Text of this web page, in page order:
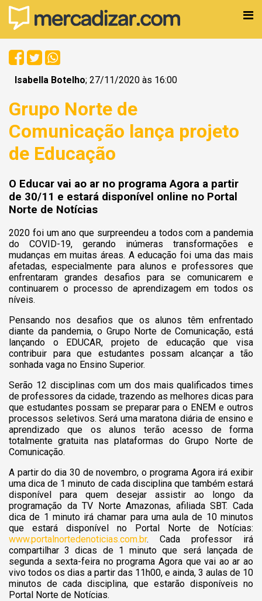
Isabella Botelho; 27/11/2020 às 16:00
Grupo Norte de
Comunicação lança projeto
de Educação
O Educar vai ao ar no programa Agora a partir
de 30/11 e estará disponível online no Portal
Norte de Notícias
2020 foi um ano que surpreendeu a todos com a pandemia
do COVID-19, gerando inúmeras transformações e
mudanças em muitas áreas. A educação foi uma das mais
afetadas, especialmente para alunos e professores que
enfrentaram grandes desafios para se comunicarem e
continuarem o processo de aprendizagem em todos os
níveis.
Pensando nos desafios que os alunos têm enfrentado
diante da pandemia, o Grupo Norte de Comunicação, está
lançando o EDUCAR, projeto de educação que visa
contribuir para que estudantes possam alcançar a tão
sonhada vaga no Ensino Superior.
Serão 12 disciplinas com um dos mais qualificados times
de professores da cidade, trazendo as melhores dicas para
que estudantes possam se preparar para o ENEM e outros
processos seletivos. Será uma maratona diária de ensino e
aprendizado que os alunos terão acesso de forma
totalmente gratuita nas plataformas do Grupo Norte de
Comunicação.
A partir do dia 30 de novembro, o programa Agora irá exibir
uma dica de 1 minuto de cada disciplina que também estará
disponível para quem desejar assistir ao longo da
programação da TV Norte Amazonas, afiliada SBT. Cada
dica de 1 minuto irá chamar para uma aula de 10 minutos
que estará disponível no Portal Norte de Notícias:
www.portalnortedenoticias.com.br. Cada professor irá
compartilhar 3 dicas de 1 minuto que será lançada de
segunda a sexta-feira no programa Agora que vai ao ar ao
vivo todos os dias a partir das 11h00, e ainda, 3 aulas de 10
minutos de cada disciplina, que estarão disponíveis no
Portal Norte de Notícias.